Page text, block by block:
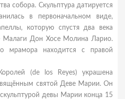
собора. Скульптура датируется
в первоначальном виде,
которую спустя два века
Малаги Дон Хосе Молина Ларио.
мрамора находится с правой
(de los Reyes) украшена
святой Деве Марии. Он
девы Марии конца 15